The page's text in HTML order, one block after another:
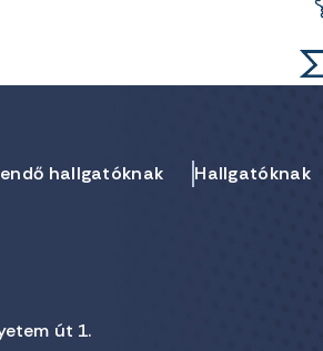
hallgatóknak Hallgatóknak
út 1.